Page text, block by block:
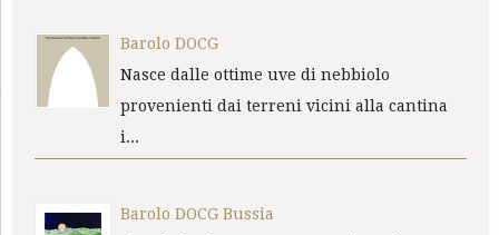
Barolo DOCG
Nasce dalle ottime uve di nebbiolo
provenienti dai terreni vicini alla cantina
i...
Barolo DOCG Bussia